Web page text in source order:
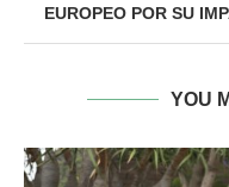
EUROPEO POR SU
YOU